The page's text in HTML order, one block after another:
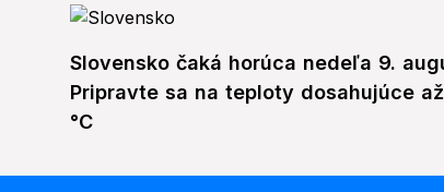
Slovensko čaká horúca nedeľa 9.
Pripravte sa na teploty dosahujúce
°C